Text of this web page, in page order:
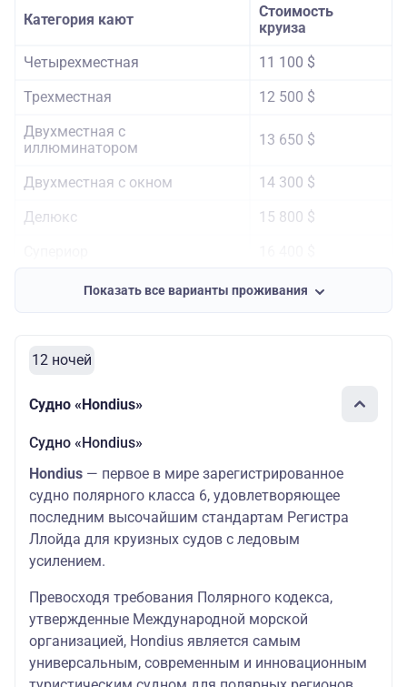
Категория кают
Стоимость
круиза
Четырехместная
11 100 $
Трехместная
12 500 $
Двухместная с
иллюминатором
13 650 $
Двухместная с окном
14 300 $
Делюкс
15 800 $
Джуниор Люкс
17 450 $
Показать все варианты проживания
12 ночей
Судно «Hondius»
Судно «Hondius»
Hondius — первое в мире зарегистрированное
судно полярного класса 6, удовлетворяющее
последним высочайшим стандартам Регистра
Ллойда для круизных судов с ледовым
усилением.
Превосходя требования Полярного кодекса,
утвержденные Международной морской
организацией, Hondius является самым
универсальным, современным и инновационным